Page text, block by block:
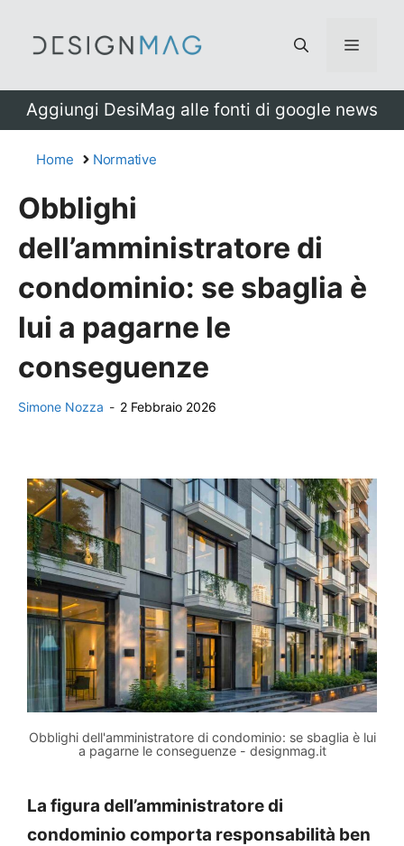
Menu
Aggiungi DesiMag alle fonti di google news
Home Normative
Obblighi
dell’amministratore di
condominio: se sbaglia è
lui a pagarne le
conseguenze
Simone Nozza - 2 Febbraio 2026
Obblighi dell'amministratore di condominio: se sbaglia è lui
a pagarne le conseguenze - designmag.it
La figura dell’amministratore di
condominio comporta responsabilità ben